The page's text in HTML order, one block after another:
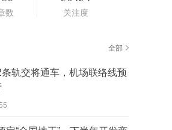
数 关注度
全部
轨交将通车，机场联络线预